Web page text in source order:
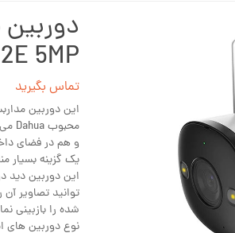
5MP
تماس بگیرید
یک گزینه بسیار
این دوربین
توانید تصاویر
شده را بازبینی
نوع دوربین های